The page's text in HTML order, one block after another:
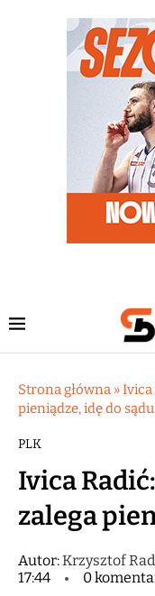
Strona główna »Ivica
pieniądze, idę do sądu
PLK
Ivica
zalega
Autor:Krzysztof
17:44
0